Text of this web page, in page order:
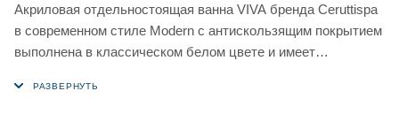
Акриловая отдельностоящая ванна VIVA бренда Ceruttispa
в современном стиле Modern c антискользящим покрытием
выполнена в классическом белом цвете и имеет